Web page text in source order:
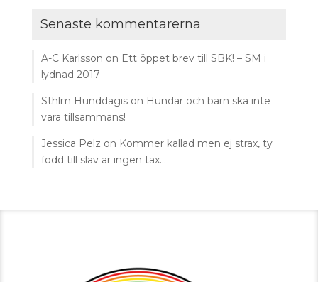
Senaste kommentarerna
A-C Karlsson on Ett öppet brev till SBK! – SM i
lydnad 2017
Sthlm Hunddagison Hundar och barn ska inte
vara tillsammans!
Jessica Pelz on Kommer kallad men ej strax, ty
född till slav är ingen tax…